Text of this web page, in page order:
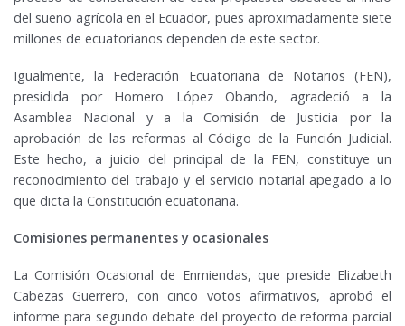
del sueño agrícola en el Ecuador, pues aproximadamente siete
millones de ecuatorianos dependen de este sector.
Igualmente, la Federación Ecuatoriana de Notarios (FEN),
presidida por Homero López Obando, agradeció a la
Asamblea Nacional y a la Comisión de Justicia por la
aprobación de las reformas al Código de la Función Judicial.
Este hecho, a juicio del principal de la FEN, constituye un
reconocimiento del trabajo y el servicio notarial apegado a lo
que dicta la Constitución ecuatoriana.
Comisiones permanentes y ocasionales
La Comisión Ocasional de Enmiendas, que preside Elizabeth
Cabezas Guerrero, con cinco votos afirmativos, aprobó el
informe para segundo debate del proyecto de reforma parcial